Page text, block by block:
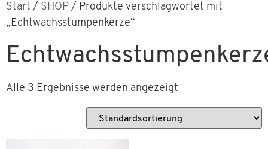
Start / SHOP / Produkte verschlagwortet mit
„Echtwachsstumpenkerze“
Alle 3 Ergebnisse werden angezeigt